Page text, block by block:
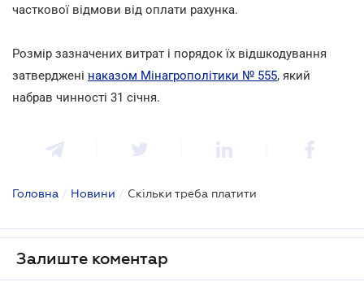
часткової відмови від оплати рахунка.
Розмір зазначених витрат і порядок їх відшкодування
затверджені наказом Мінагрополітики № 555, який
набрав чинності 31 січня.
Головна / Новини / Скільки треба платити
Залиште коментар